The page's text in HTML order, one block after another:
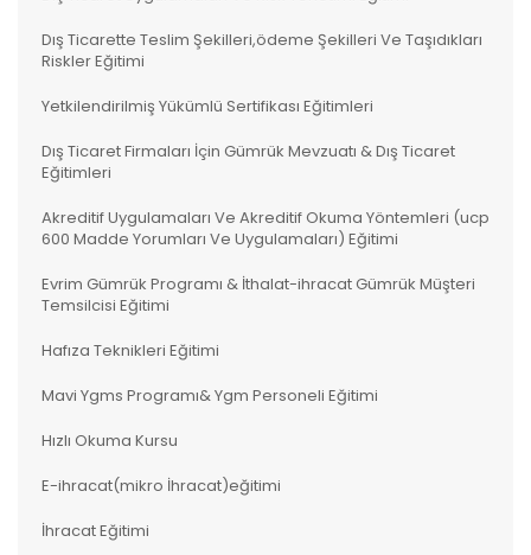
Dış Ticarette Teslim Şekilleri,ödeme Şekilleri Ve Taşıdıkları
Riskler Eğitimi
Yetkilendirilmiş Yükümlü Sertifikası Eğitimleri
Dış Ticaret Firmaları İçin Gümrük Mevzuatı & Dış Ticaret
Eğitimleri
Akreditif Uygulamaları Ve Akreditif Okuma Yöntemleri (ucp
600 Madde Yorumları Ve Uygulamaları) Eğitimi
Evrim Gümrük Programı & İthalat-ihracat Gümrük Müşteri
Temsilcisi Eğitimi
Hafıza Teknikleri Eğitimi
Mavi Ygms Programı& Ygm Personeli Eğitimi
Hızlı Okuma Kursu
E-ihracat(mikro İhracat)eğitimi
İhracat Eğitimi